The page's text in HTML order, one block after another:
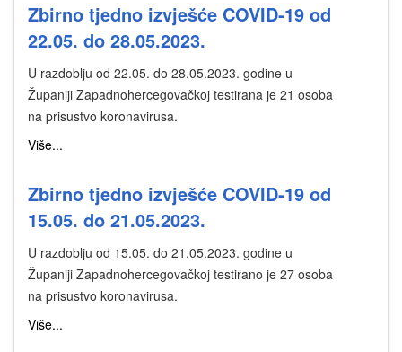
Zbirno tjedno izvješće COVID-19 od
22.05. do 28.05.2023.
U razdoblju od 22.05. do 28.05.2023. godine u
Županiji Zapadnohercegovačkoj testirana je 21 osoba
na prisustvo koronavirusa.
Više...
Zbirno tjedno izvješće COVID-19 od
15.05. do 21.05.2023.
U razdoblju od 15.05. do 21.05.2023. godine u
Županiji Zapadnohercegovačkoj testirano je 27 osoba
na prisustvo koronavirusa.
Više...